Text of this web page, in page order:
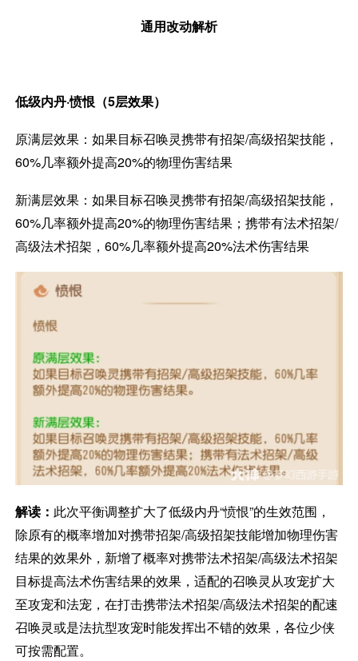
通用改动解析
低级内丹·愤恨（5层效果）
原满层效果：如果目标召唤灵携带有招架/高级招架技能，
60%几率额外提高20%的物理伤害结果
新满层效果：如果目标召唤灵携带有招架/高级招架技能，
60%几率额外提高20%的物理伤害结果；携带有法术招架/
高级法术招架，60%几率额外提高20%法术伤害结果
解读： 此次平衡调整扩大了低级内丹“愤恨”的生效范围，
除原有的概率增加对携带招架/高级招架技能增加物理伤害
结果的效果外，新增了概率对携带法术招架/高级法术招架
目标提高法术伤害结果的效果，适配的召唤灵从攻宠扩大
至攻宠和法宠，在打击携带法术招架/高级法术招架的配速
召唤灵或是法抗型攻宠时能发挥出不错的效果，各位少侠
可按需配置。